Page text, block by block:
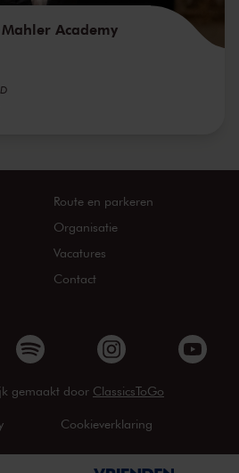
Academy
Route en parkeren
Organisatie
Vacatures
Contact
gemaakt door ClassicsToGo
Cookieverklaring